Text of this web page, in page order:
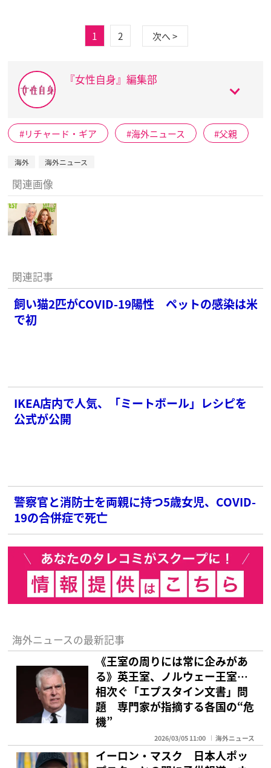
1 2 次へ >
『女性自身』編集部
リチャード・ギア 海外ニュース 父親
海外 海外ニュース
関連画像
関連記事
飼い猫2匹がCOVID-19陽性 ペットの感染は米
で初
IKEA店内で人気、「ミートボール」レシピを
公式が公開
警察官と消防士を両親に持つ5歳女児、COVID-
19の合併症で死亡
海外ニュースの最新記事
《王室の周りには常に企みがあ
る》英王室、ノルウェー王室…
相次ぐ「エプスタイン文書」問
題 専門家が指摘する各国の“危
機”
2026/03/05 11:00 海外ニュース
イーロン・マスク 日本人ポッ